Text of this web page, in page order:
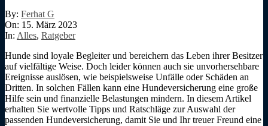
By: Ferhat G
On: 15. März 2023
In: Alles, Ratgeber
Hunde sind loyale Begleiter und bereichern das Leben ihrer Besitzer
auf vielfältige Weise. Doch leider können auch sie unvorhersehbare
Ereignisse auslösen, wie beispielsweise Unfälle oder Schäden an
Dritten. In solchen Fällen kann eine Hundeversicherung eine große
Hilfe sein und finanzielle Belastungen mindern. In diesem Artikel
erhalten Sie wertvolle Tipps und Ratschläge zur Auswahl der
passenden Hundeversicherung, damit Sie und Ihr treuer Freund eine